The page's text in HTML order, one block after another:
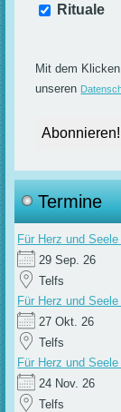
Rituale
Mit dem
unseren
Termine
Für Herz und
29 Sep. 26
Telfs
Für Herz und
27 Okt. 26
Telfs
Für Herz und
24 Nov. 26
Telfs